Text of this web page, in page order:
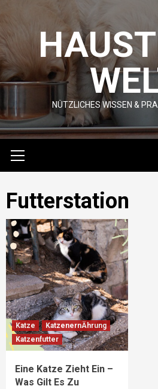
content
NÜTZLICHES WISSEN &
Menu
Futterstation
Katze
KatzenernÄhrung
Katzenfutter
Eine Katze Zieht Ein –
Was Gilt Es Zu